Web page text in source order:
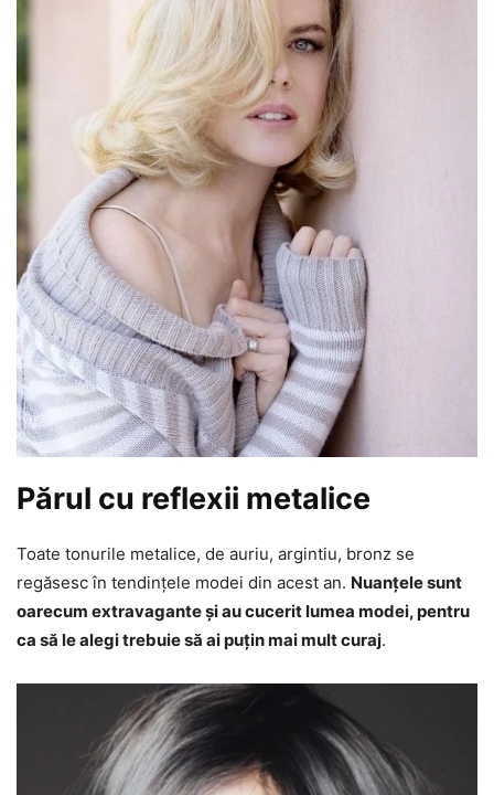
Părul cu reflexii metalice
Toate tonurile metalice, de auriu, argintiu, bronz se
regăsesc în tendințele modei din acest an. Nuanțele sunt
oarecum extravagante și au cucerit lumea modei, pentru
ca să le alegi trebuie să ai puțin mai mult curaj.